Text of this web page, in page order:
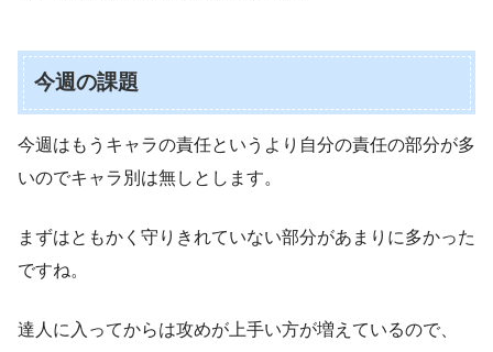
今週の課題
今週はもうキャラの責任というより自分の責任の部分が多
いのでキャラ別は無しとします。
まずはともかく守りきれていない部分があまりに多かった
ですね。
達人に入ってからは攻めが上手い方が増えているので、